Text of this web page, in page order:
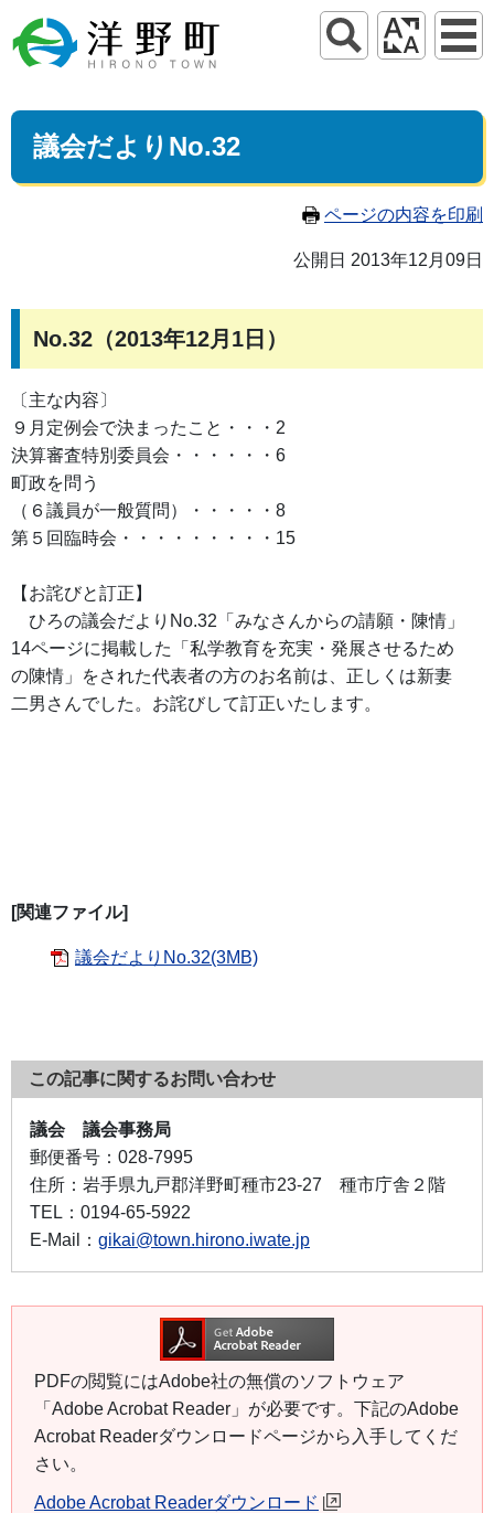
議会だよりNo.32
ページの内容を印刷
公開日 2013年12月09日
No.32（2013年12月1日）
〔主な内容〕
９月定例会で決まったこと・・・2
決算審査特別委員会・・・・・・6
町政を問う
（６議員が一般質問）・・・・・8
第５回臨時会・・・・・・・・・15
【お詫びと訂正】
ひろの議会だよりNo.32「みなさんからの請願・陳情」
14ページに掲載した「私学教育を充実・発展させるため
の陳情」をされた代表者の方のお名前は、正しくは新妻
二男さんでした。お詫びして訂正いたします。
[関連ファイル]
議会だよりNo.32(3MB)
この記事に関するお問い合わせ
議会 議会事務局
郵便番号： 028-7995
住所： 岩手県九戸郡洋野町種市23-27 種市庁舎２階
TEL： 0194-65-5922
E-Mail： gikai@town.hirono.iwate.jp
PDFの閲覧にはAdobe社の無償のソフトウェア
「Adobe Acrobat Reader」が必要です。下記のAdobe
Acrobat Readerダウンロードページから入手してくだ
さい。
Adobe Acrobat Readerダウンロード